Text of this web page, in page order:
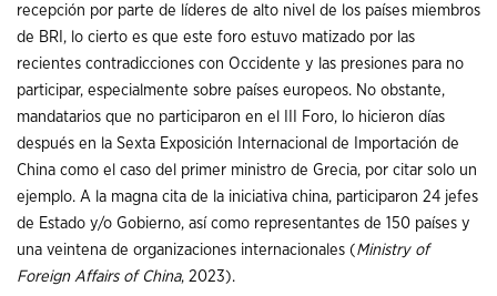
recepción por parte de líderes de alto nivel de los países miembros
de BRI, lo cierto es que este foro estuvo matizado por las
recientes contradicciones con Occidente y las presiones para no
participar, especialmente sobre países europeos. No obstante,
mandatarios que no participaron en el III Foro, lo hicieron días
después en la Sexta Exposición Internacional de Importación de
China como el caso del primer ministro de Grecia, por citar solo un
ejemplo. A la magna cita de la iniciativa china, participaron 24 jefes
de Estado y/o Gobierno, así como representantes de 150 países y
una veintena de organizaciones internacionales (Ministry of
Foreign Affairs of China, 2023).